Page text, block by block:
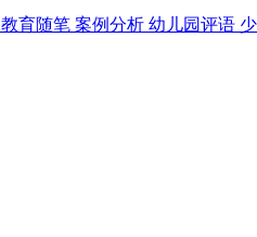
教育随笔 案例分析 幼儿园评语